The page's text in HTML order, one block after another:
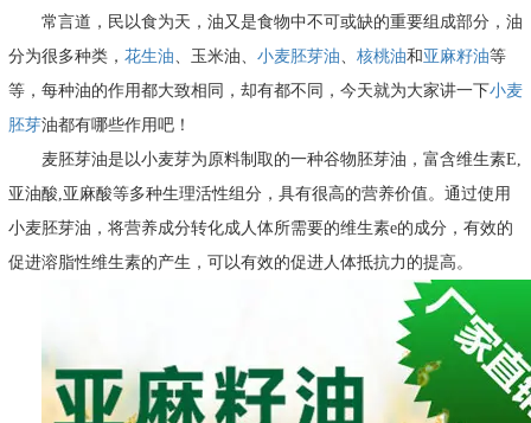
常言道，民以食为天，油又是食物中不可或缺的重要组成部分，油
分为很多种类， 花生油 、玉米油、 小麦胚芽油 核桃油和 亚麻籽油等
等，每种油的作用都大致相同，却有都不同，今天就为大家讲一下小麦
胚芽油都有哪些作用吧！
麦胚芽油是以小麦芽为原料制取的一种谷物胚芽油，富含维生素E,
亚油酸,亚麻酸等多种生理活性组分，具有很高的营养价值。通过使用
小麦胚芽油，将营养成分转化成人体所需要的维生素e的成分，有效的
促进溶脂性维生素的产生，可以有效的促进人体抵抗力的提高。